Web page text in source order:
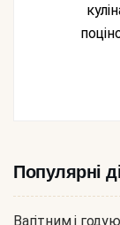
Популярні
Вагітним і